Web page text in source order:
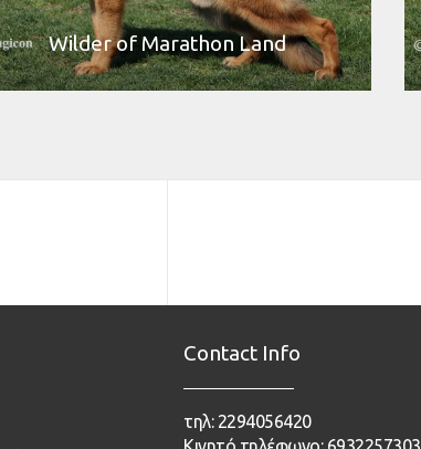
Wilder of Marathon Land
Contact Info
τηλ: 2294056420